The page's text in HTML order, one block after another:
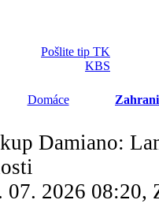
Pošlite tip TK
KBS
Domáce
Damiano:
07. 2026 08:20,